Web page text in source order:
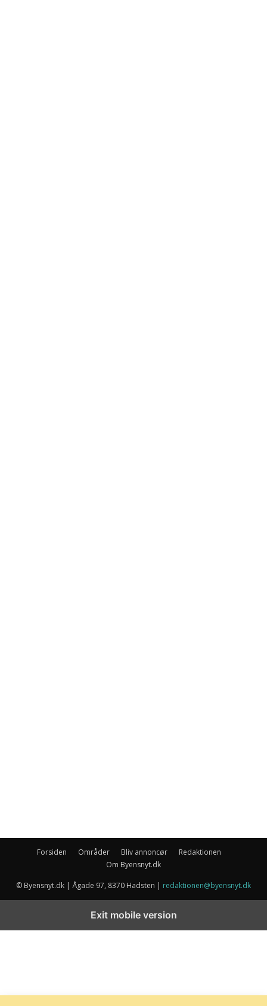
Forsiden Områder Bliv annoncør
Redaktionen
Om Byensnyt.dk
© Byensnyt.dk | Ågade 97, 8370 Hadsten | redaktionen@byensnyt.dk
Exit mobile version